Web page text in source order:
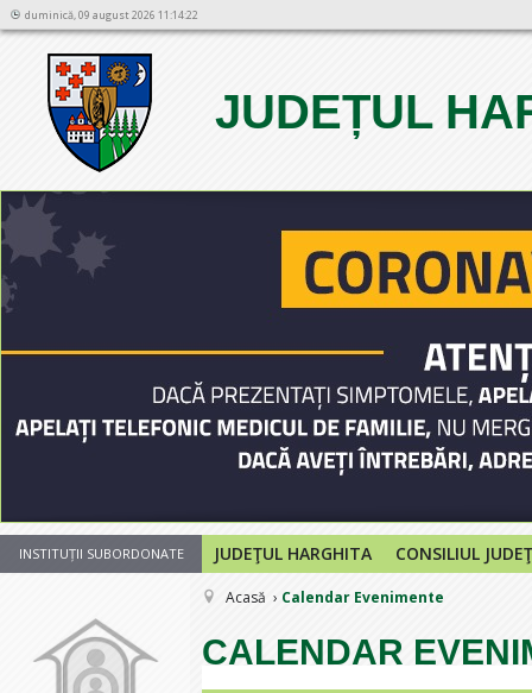
duminică, 09 august 2026 11:14:22
JUDEȚUL
12
INSTITUȚII SUBORDONATE JUDEŢUL HARGHITA CONSILIUL
Acasă Calendar Evenimente
CALENDAR